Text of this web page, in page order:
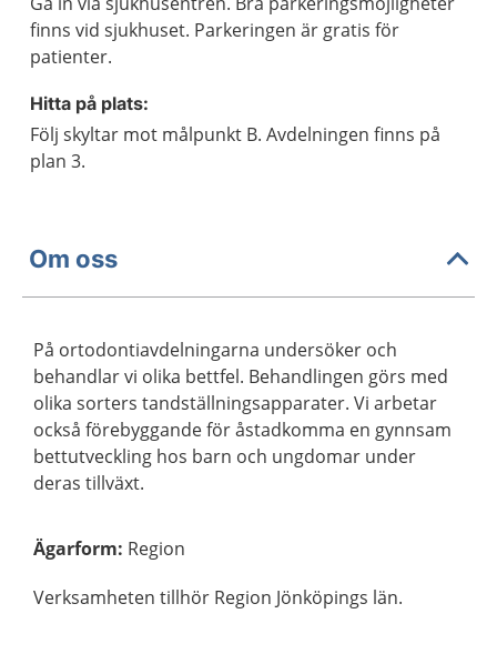
finns vid sjukhuset. Parkeringen är gratis för
patienter.
Hitta på plats:
Följ skyltar mot målpunkt B. Avdelningen finns på
plan 3.
Om oss
På ortodontiavdelningarna undersöker och
behandlar vi olika bettfel. Behandlingen görs med
olika sorters tandställningsapparater. Vi arbetar
också förebyggande för åstadkomma en gynnsam
bettutveckling hos barn och ungdomar under
deras tillväxt.
Ägarform: Region
Verksamheten tillhör Region Jönköpings län.